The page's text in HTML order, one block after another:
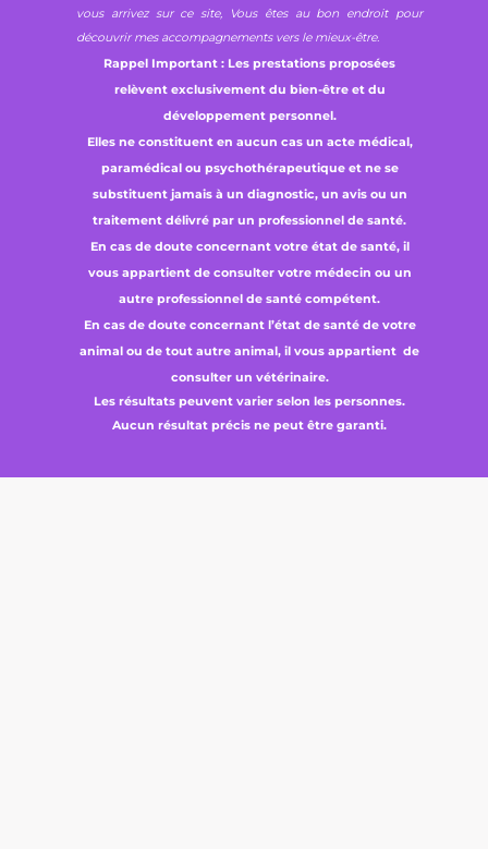
vous arrivez sur ce site, Vous êtes au bon endroit pour
découvrir mes accompagnements vers le mieux-être.
Rappel Important : Les prestations proposées
relèvent exclusivement du bien-être et du
développement personnel.
Elles ne constituent en aucun cas un acte médical,
paramédical ou psychothérapeutique et ne se
substituent jamais à un diagnostic, un avis ou un
traitement délivré par un professionnel de santé.
En cas de doute concernant votre état de santé, il
vous appartient de consulter votre médecin ou un
autre professionnel de santé compétent.
En cas de doute concernant l’état de santé de votre
animal ou de tout autre animal, il vous appartient de
consulter un vétérinaire.
Les résultats peuvent varier selon les personnes.
Aucun résultat précis ne peut être garanti.